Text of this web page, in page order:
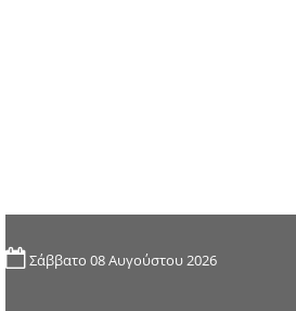
Σάββατο 08 Αυγούστου 2026